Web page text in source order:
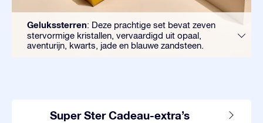
Gelukssterren: Deze prachtige set bevat zeven
stervormige kristallen, vervaardigd uit opaal,
aventurijn, kwarts, jade en blauwe zandsteen.
Super Ster Cadeau-extra’s